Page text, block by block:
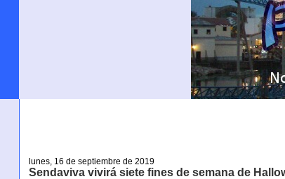
lunes, 16 de septiembre de 2019
Sendaviva vivirá siete fines de semana de